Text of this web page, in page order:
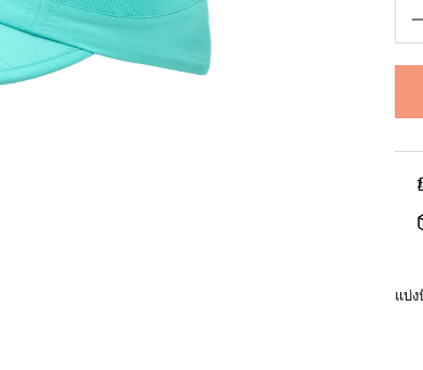
แบ่